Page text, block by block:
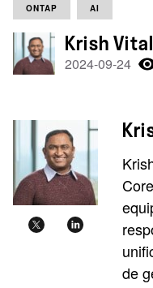
ONTAP AI
Krish
2024-09-24
de